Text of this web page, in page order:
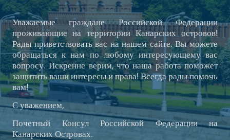
Уважаемые граждане Российской Федерации
проживающие на территории Канарских островов!
Рады приветствовать вас на нашем сайте. Вы можете
обращаться к нам по любому интересующему вас
вопросу. Искренне верим, что наша работа поможет
защитить ваши интересы и права! Всегда рады помочь
вам!
С уважением,
Почетный Консул Российской Федерации на
Канарских Островах.